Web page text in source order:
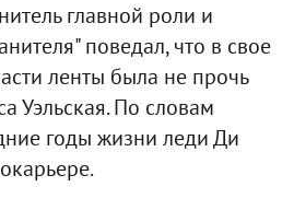
главной роли и
поведал, что в свое
ленты была не прочь
Уэльская. По словам
годы жизни леди Ди